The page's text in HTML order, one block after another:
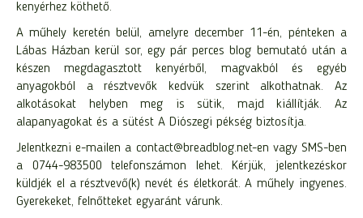
kenyérhez köthető.
A műhely keretén belül, amelyre december 11-én, pénteken a
Lábas Házban kerül sor, egy pár perces blog bemutató után a
készen megdagasztott kenyérből, magvakból és egyéb
anyagokból a résztvevők kedvük szerint alkothatnak. Az
alkotásokat helyben meg is sütik, majd kiállítják. Az
alapanyagokat és a sütést A Diószegi pékség biztosítja.
Jelentkezni e-mailen a contact@breadblog.net-en vagy SMS-ben
a 0744-983500 telefonszámon lehet. Kérjük, jelentkezéskor
küldjék el a résztvevő(k) nevét és életkorát. A műhely ingyenes.
Gyerekeket, felnőtteket egyaránt várunk.